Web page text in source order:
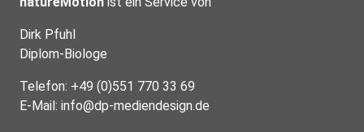
Dirk Pfuhl
Diplom-Biologe
Telefon: +49 (0)551 770 33 69
E-Mail: info@dp-mediendesign.de